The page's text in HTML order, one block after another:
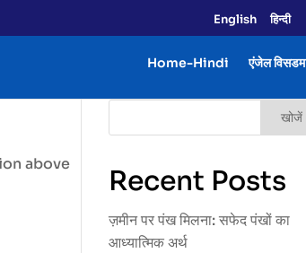
English हिन्दी
Home-Hindi एंजेल विसडम
above
खोजें
Recent Posts
ज़मीन पर पंख मिलना: सफेद पंखों का
आध्यात्मिक अर्थ